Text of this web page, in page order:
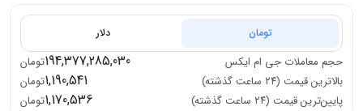
تومان دلار
حجم معاملات جی ام ایکس 194,377,285,030تومان
بالاترین قیمت (۲۴ ساعت گذشته)
1,190,541تومان
پایین‌ترین قیمت (۲۴ ساعت گذشته)
1,170,536تومان